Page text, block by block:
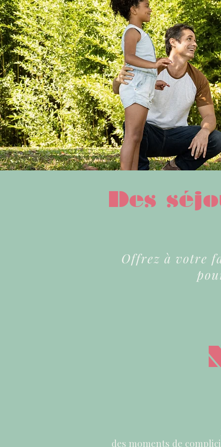
Des
Offrez à votre
des moments de